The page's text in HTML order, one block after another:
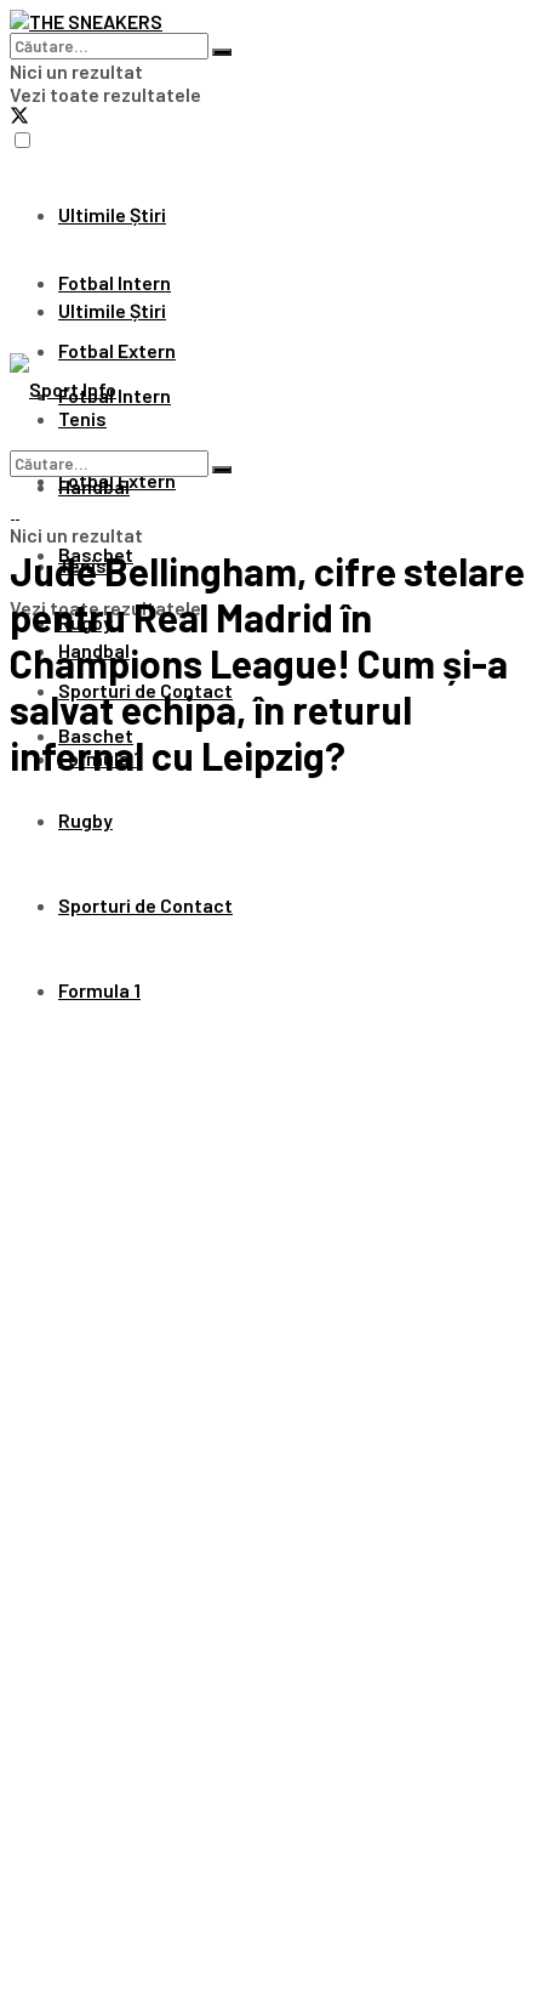
Nici un rezultat
Vezi toate rezultatele
Ultimile Știri
Fotbal Intern
Fotbal Extern
Tenis
Handbal
Baschet
Rugby
Sporturi de Contact
Formula 1
Ultimile Știri
Fotbal Intern
Fotbal Extern
Tenis
Handbal
Baschet
Rugby
Sporturi de Contact
Formula 1
Nici un rezultat
Vezi toate rezultatele
Jude Bellingham, cifre stelare
pentru Real Madrid în
Champions League! Cum și-a
salvat echipa, în returul
infernal cu Leipzig?